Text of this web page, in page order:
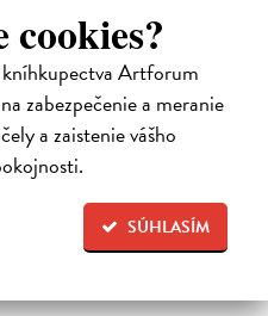
Artforum
zabezpečenie a meranie
a zaistenie vášho
SÚHLASÍM
Súrodenci Noro a
Chrtovcov, natrafia na
Hans, ktorí sú takmer celé dni